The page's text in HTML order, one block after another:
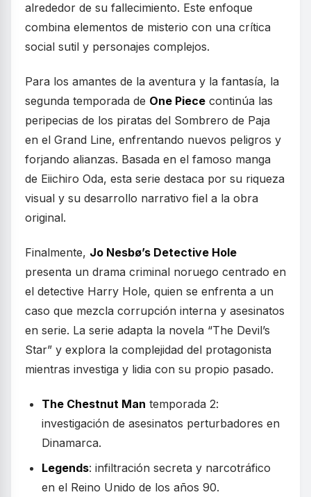
alrededor de su fallecimiento. Este enfoque
combina elementos de misterio con una crítica
social sutil y personajes complejos.
Para los amantes de la aventura y la fantasía, la
segunda temporada de One Piece continúa las
peripecias de los piratas del Sombrero de Paja
en el Grand Line, enfrentando nuevos peligros y
forjando alianzas. Basada en el famoso manga
de Eiichiro Oda, esta serie destaca por su riqueza
visual y su desarrollo narrativo fiel a la obra
original.
Finalmente, Jo Nesbø’s Detective Hole
presenta un drama criminal noruego centrado en
el detective Harry Hole, quien se enfrenta a un
caso que mezcla corrupción interna y asesinatos
en serie. La serie adapta la novela “The Devil’s
Star” y explora la complejidad del protagonista
mientras investiga y lidia con su propio pasado.
The Chestnut Man temporada 2:
investigación de asesinatos perturbadores en
Dinamarca.
Legends: infiltración secreta y narcotráfico
en el Reino Unido de los años 90.